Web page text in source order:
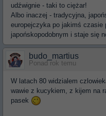
udźwignie - taki to ciężar!
Albo inaczej - tradycyjna,
europejczyka po jakimś czasie
japońskopodobnym i staje się
budo_martius
Ponad rok temu
W latach 80 widzialem
wawie z kucykiem, z kijem na
pasek